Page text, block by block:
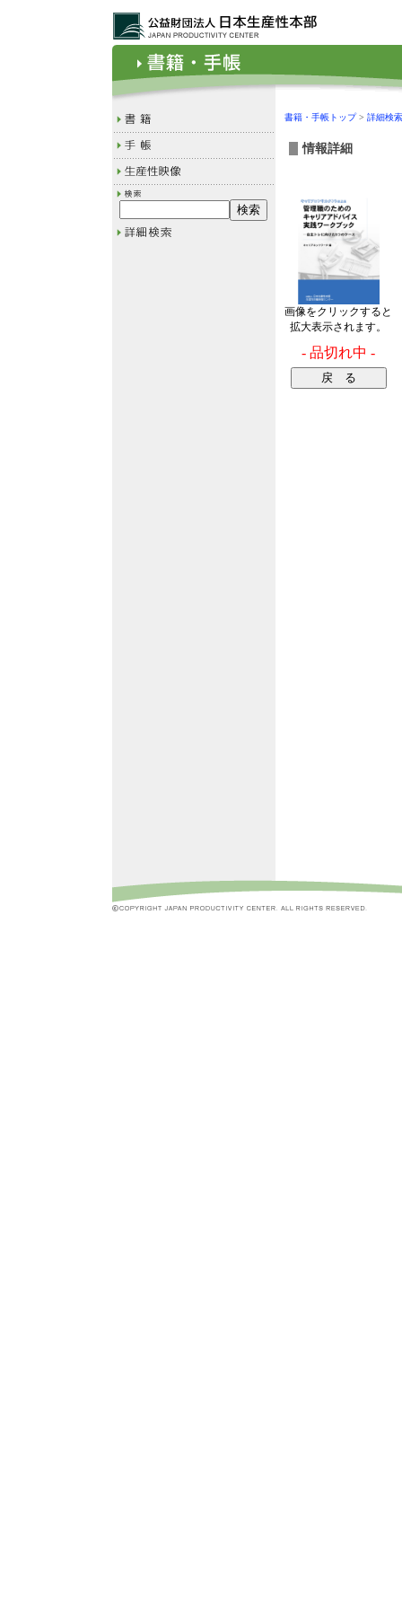
書籍・手帳トップ> 詳細検索
情報詳細
画像をクリックすると
拡大表示されます。
- 品切れ中 -